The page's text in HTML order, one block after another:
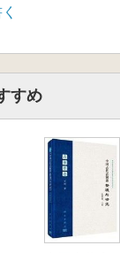
いても考察して
すめ